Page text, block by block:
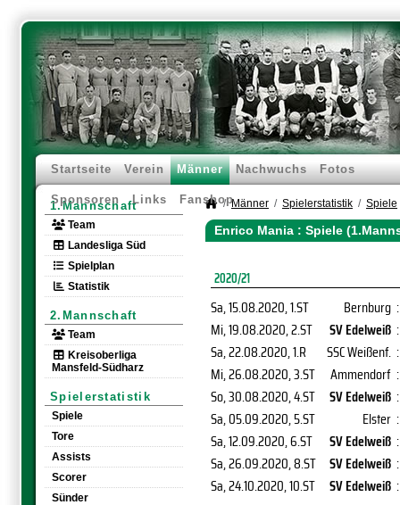
Startseite Verein Männer Nachwuchs Fotos
Sponsoren Links Fanshop
1.Mannschaft
Team
Landesliga Süd
Spielplan
Statistik
2.Mannschaft
Team
Kreisoberliga
Mansfeld-Südharz
Spielerstatistik
Spiele
Tore
Assists
Scorer
Sünder
Männer Spielerstatistik Spiele
Enrico Mania : Spiele
2020/21
Sa, 15.08.2020, 1.ST Bernburg :
Mi, 19.08.2020, 2.ST SV Edelweiß :
Sa, 22.08.2020, 1.R SSC Weißenf. :
Mi, 26.08.2020, 3.ST Ammendorf :
So, 30.08.2020, 4.ST SV Edelweiß :
Sa, 05.09.2020, 5.ST Elster :
Sa, 12.09.2020, 6.ST SV Edelweiß :
Sa, 26.09.2020, 8.ST SV Edelweiß :
Sa, 24.10.2020, 10.ST SV Edelweiß :